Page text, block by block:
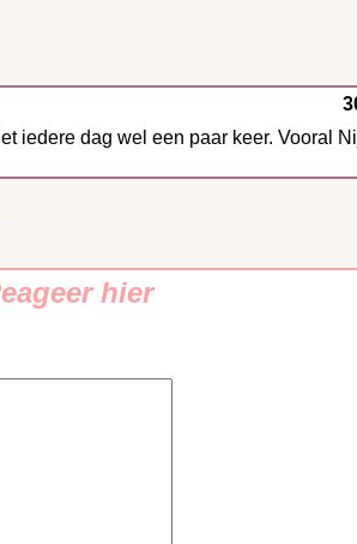
iedere dag wel een paar keer. Vooral
hier